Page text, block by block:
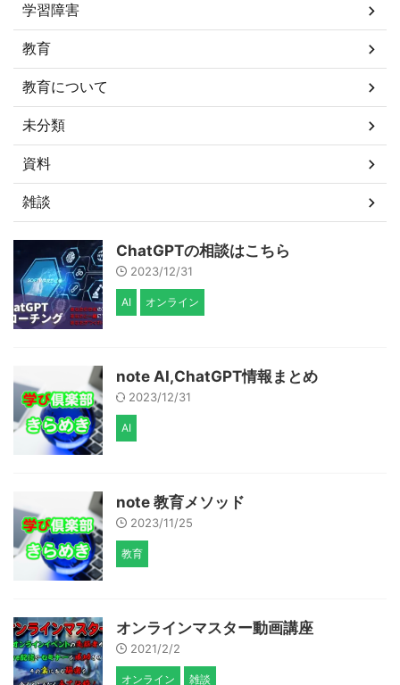
学習障害
教育
教育について
未分類
資料
雑談
ChatGPTの相談はこちら
2023/12/31
AI オンライン
note AI,ChatGPT情報まとめ
2023/12/31
AI
note 教育メソッド
2023/11/25
教育
オンラインマスター動画講座
2021/2/2
オンライン 雑談